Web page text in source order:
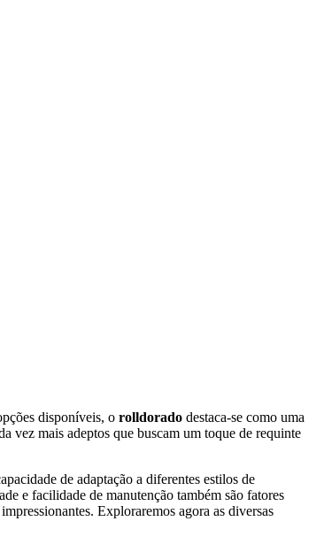
disponíveis, o rolldorado destaca-se como uma
vez mais adeptos que buscam um toque de requinte
de adaptação a diferentes estilos de
e facilidade de manutenção também são fatores
Exploraremos agora as diversas